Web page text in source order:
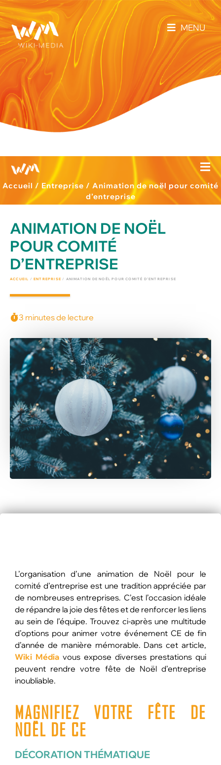
MENU
Accueil / Entreprise / Animation de noël pour comité
d’entreprise
ANIMATION DE NOËL
POUR COMITÉ
D’ENTREPRISE
ACCUEIL /ENTREPRISE / ANIMATION DE NOËL POUR COMITÉ D’ENTREPRISE
3 minutes de lecture
L’organisation d’une animation de Noël pour le
comité d’entreprise est une tradition appréciée par
de nombreuses entreprises. C’est l’occasion idéale
de répandre la joie des fêtes et de renforcer les liens
au sein de l’équipe. Trouvez ci-après une multitude
d’options pour animer votre événement CE de fin
d’année de manière mémorable. Dans cet article,
Wiki Média vous expose diverses prestations qui
peuvent rendre votre fête de Noël d’entreprise
inoubliable.
MAGNIFIEZ VOTRE FÊTE DE
NOËL DE CE
DÉCORATION THÉMATIQUE